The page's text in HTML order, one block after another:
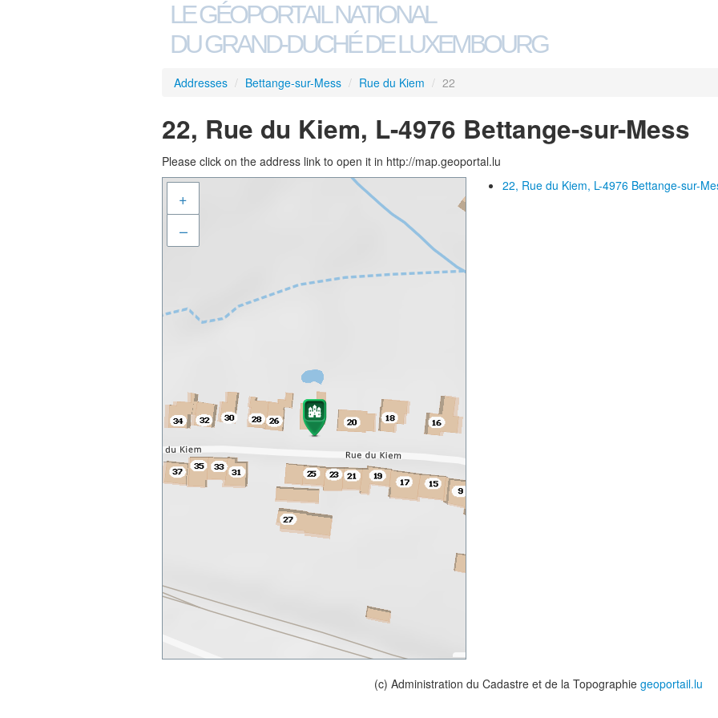
LE GÉOPORTAIL NATIONAL
DU GRAND-DUCHÉ DE LUXEMBOURG
Addresses / Bettange-sur-Mess / Rue du Kiem / 22
22, Rue du Kiem, L-4976 Bettange-sur-Mess
Please click on the address link to open it in http://map.geoportal.lu
+
–
22, Rue du Kiem, L-4976 Bettange-sur-
(c) Administration du Cadastre et de la Topographie geoportail.lu